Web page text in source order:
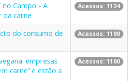
no Campo - A
da carne
Acessos: 1124
do consumo de
Acessos: 1100
empresas
carne” e estão a
Acessos: 1100